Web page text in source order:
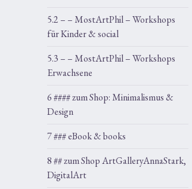
5.2 – – MostArtPhil – Workshops
für Kinder & social
5.3 – – MostArtPhil – Workshops
Erwachsene
6 #### zum Shop: Minimalismus &
Design
7 ### eBook & books
8 ## zum Shop ArtGalleryAnnaStark,
DigitalArt